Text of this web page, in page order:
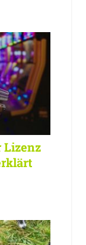
Lizenz